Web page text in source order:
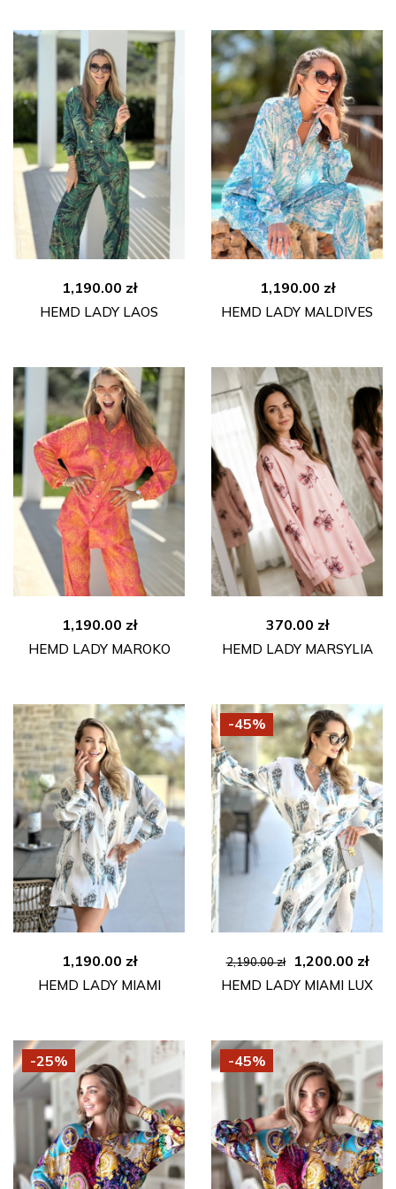
1,190.00 zł
HEMD LADY LAOS
1,190.00 zł
HEMD LADY MALDIVES
1,190.00 zł
HEMD LADY MAROKO
370.00 zł
HEMD LADY MARSYLIA
1,190.00 zł
HEMD LADY MIAMI
-45%
2,190.00zł
Ursprünglicher
Preis
1,200.00 zł
HEMD LADY MIAMI LUX
-25% -45%